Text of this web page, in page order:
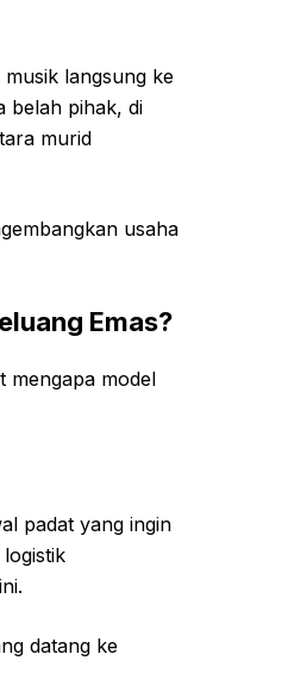
langsung ke
belah pihak, di
murid
usaha
Emas?
mengapa model
padat yang ingin
datang ke